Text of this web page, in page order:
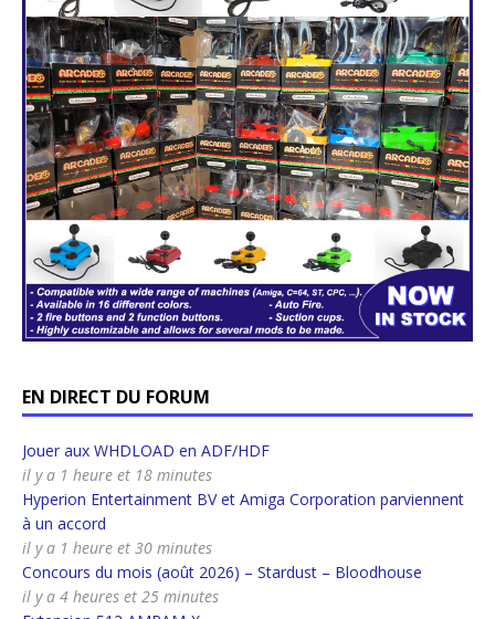
EN DIRECT DU FORUM
Jouer aux WHDLOAD en ADF/HDF
il y a 1 heure et 18 minutes
Hyperion Entertainment BV et Amiga Corporation parviennent
à un accord
il y a 1 heure et 30 minutes
Concours du mois (août 2026) – Stardust – Bloodhouse
il y a 4 heures et 25 minutes